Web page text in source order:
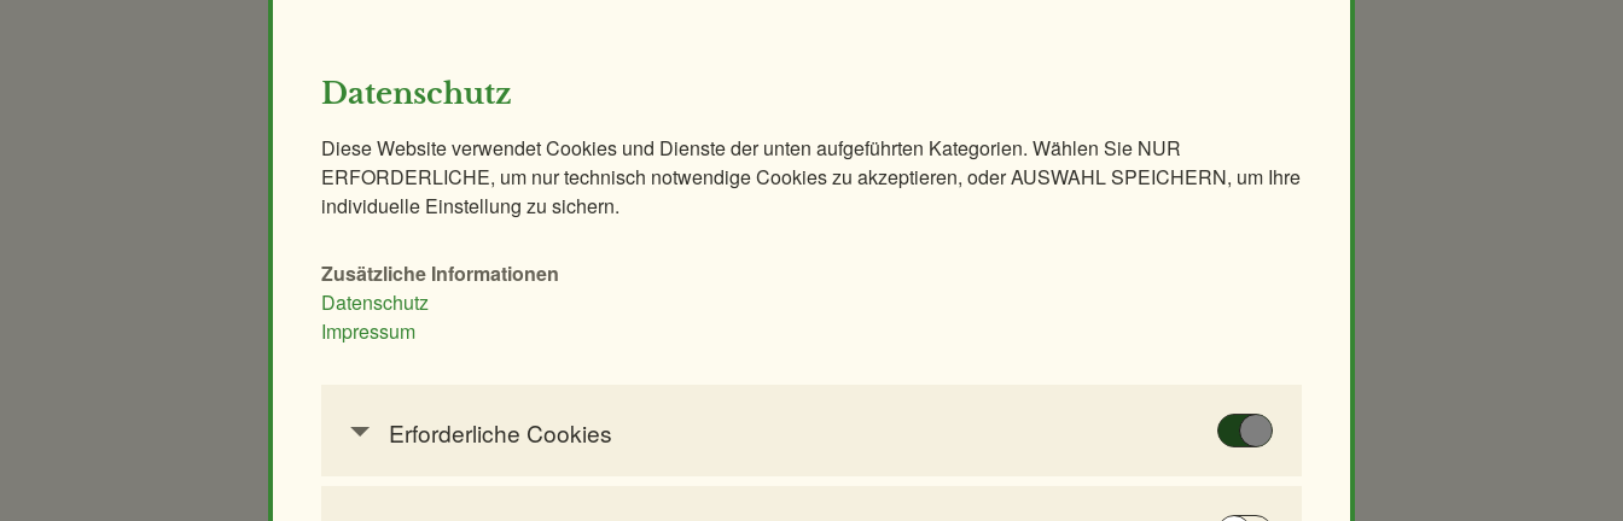
Datenschutz
Diese Website verwendet Cookies und Dienste der unten aufgeführten Kategorien. Wählen Sie NUR
ERFORDERLICHE, um nur technisch notwendige Cookies zu akzeptieren, oder AUSWAHL SPEICHERN, um Ihre
individuelle Einstellung zu sichern.
Zusätzliche Informationen
Datenschutz
Impressum
Erforderliche Cookies